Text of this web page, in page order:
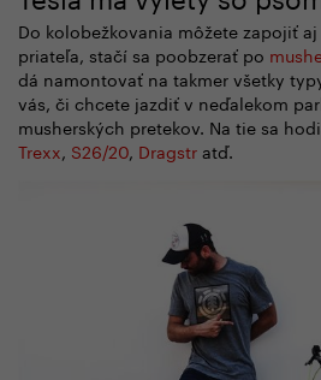
Do kolobežkovania môžete zapojiť
priateľa, stačí sa poobzerať po
dá namontovať na takmer všetky
vás, či chcete jazdiť v neďalekom
musherských pretekov. Na tie sa
Trexx, S26/20, Dragstratď.